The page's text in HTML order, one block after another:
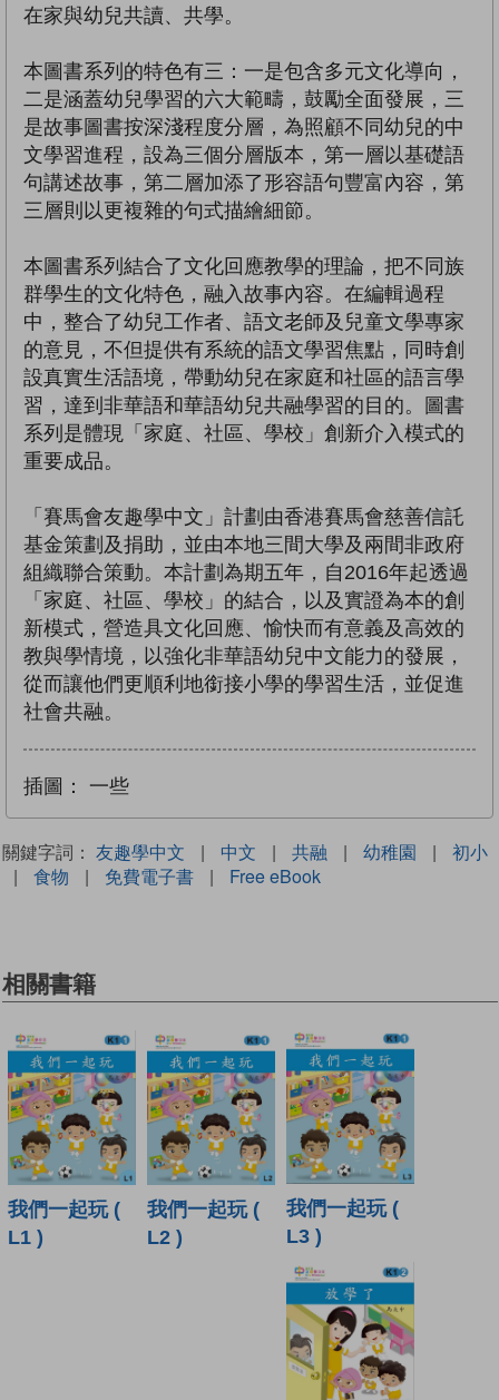
在家與幼兒共讀、共學。
本圖書系列的特色有三：一是包含多元文化導向，
二是涵蓋幼兒學習的六大範疇，鼓勵全面發展，三
是故事圖書按深淺程度分層，為照顧不同幼兒的中
文學習進程，設為三個分層版本，第一層以基礎語
句講述故事，第二層加添了形容語句豐富內容，第
三層則以更複雜的句式描繪細節。
本圖書系列結合了文化回應教學的理論，把不同族
群學生的文化特色，融入故事內容。在編輯過程
中，整合了幼兒工作者、語文老師及兒童文學專家
的意見，不但提供有系統的語文學習焦點，同時創
設真實生活語境，帶動幼兒在家庭和社區的語言學
習，達到非華語和華語幼兒共融學習的目的。圖書
系列是體現「家庭、社區、學校」創新介入模式的
重要成品。
「賽馬會友趣學中文」計劃由香港賽馬會慈善信託
基金策劃及捐助，並由本地三間大學及兩間非政府
組織聯合策動。本計劃為期五年，自2016年起透過
「家庭、社區、學校」的結合，以及實證為本的創
新模式，營造具文化回應、愉快而有意義及高效的
教與學情境，以強化非華語幼兒中文能力的發展，
從而讓他們更順利地銜接小學的學習生活，並促進
社會共融。
插圖： 一些
關鍵字詞： 友趣學中文 | 中文 | 共融 | 幼稚園 |
初小
|
食物 | 免費電子書 | Free eBook
相關書籍
我們一起玩 (
L1 )
我們一起玩 (
L2 )
我們一起玩 (
L3 )